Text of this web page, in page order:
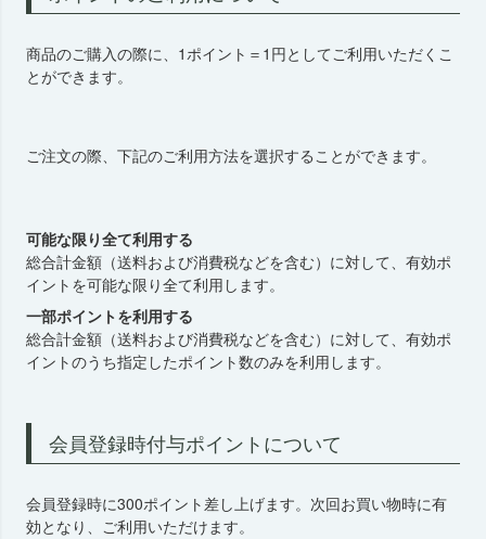
商品のご購入の際に、1ポイント＝1円としてご利用いただくこ
とができます。
ご注文の際、下記のご利用方法を選択することができます。
可能な限り全て利用する
総合計金額（送料および消費税などを含む）に対して、有効ポ
イントを可能な限り全て利用します。
一部ポイントを利用する
総合計金額（送料および消費税などを含む）に対して、有効ポ
イントのうち指定したポイント数のみを利用します。
会員登録時付与ポイントについて
会員登録時に300ポイント差し上げます。次回お買い物時に有
効となり、ご利用いただけます。